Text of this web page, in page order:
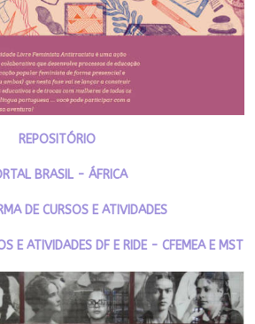
REPOSITÓRIO
BRASIL - ÁFRICA
DE CURSOS E ATIVIDADES
E ATIVIDADES DF E RIDE - CFEMEA E MST